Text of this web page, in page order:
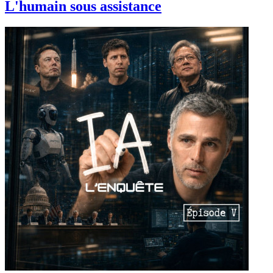
L'humain sous assistance